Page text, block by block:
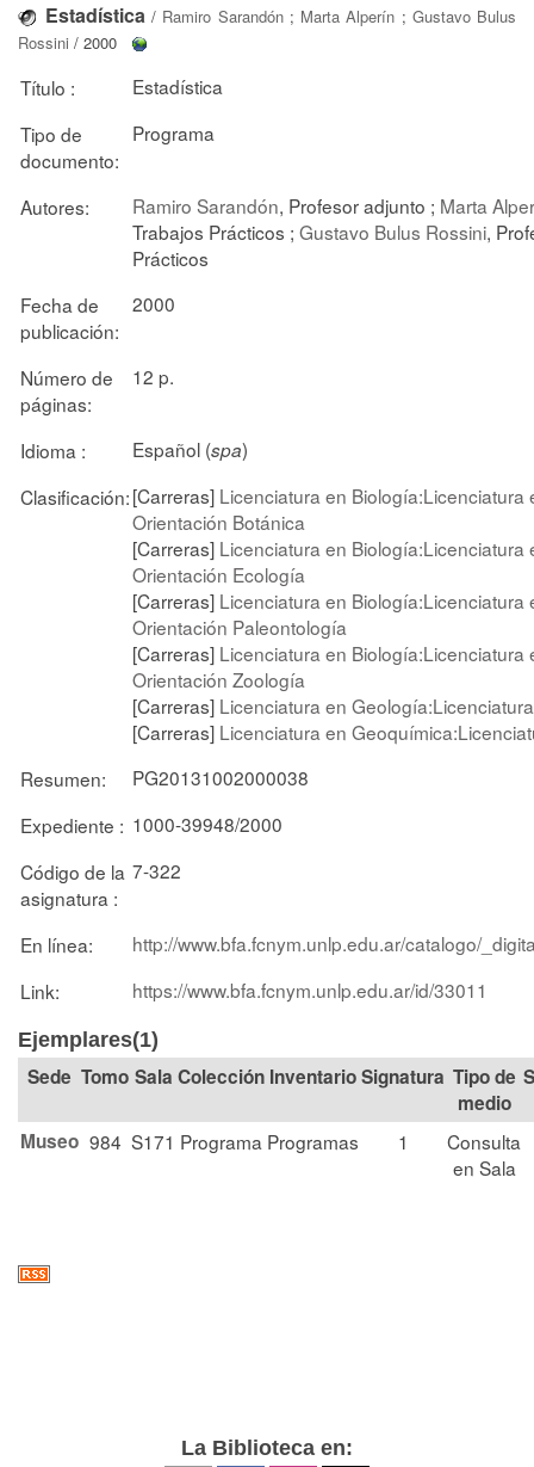
Estadística / Ramiro Sarandón; Marta Alperín ; Gustavo Bulus
Rossini / 2000
Título :
Estadística
Tipo de
documento:
Programa
Autores: Ramiro Sarandón, Profesor adjunto ; Marta
Trabajos Prácticos ; Gustavo Bulus Rossini,
Prácticos
Fecha de
publicación:
2000
Número de
páginas:
12 p.
Idioma : Español (spa)
Clasificación:[Carreras] Licenciatura en Biología:Licenciatura
Orientación Botánica
[Carreras] Licenciatura en Biología:Licenciatura
Orientación Ecología
[Carreras] Licenciatura en Biología:Licenciatura
Orientación Paleontología
[Carreras] Licenciatura en Biología:Licenciatura
Orientación Zoología
[Carreras] Licenciatura en
[Carreras] Licenciatura en
Resumen:
PG20131002000038
Expediente : 1000-39948/2000
Código de la
asignatura :
7-322
En línea:
http://www.bfa.fcnym.unlp.edu.ar/catalogo/
Link:
https://www.bfa.fcnym.unlp.edu.ar/id/33011
Ejemplares(1)
Tomo Sala Colección Signatura Tipo de
medio
Museo 984 S171 Programa Programas 1
Consulta
en Sala
La Biblioteca en: